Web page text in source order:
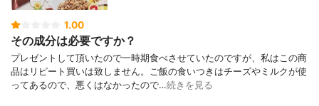
1.00
その成分は必要ですか？
プレゼントして頂いたので一時期食べさせていたのですが、私はこの商
品はリピート買いは致しません。ご飯の食いつきはチーズやミルクが使
ってあるので、悪くはなかったので…続きを見る